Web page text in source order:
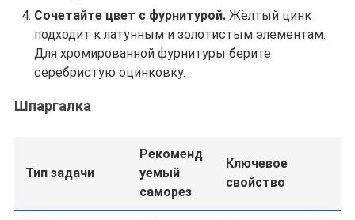
Сочетайте цвет с фурнитурой. Жёлтый цинк
подходит к латунным и золотистым элементам.
Для хромированной фурнитуры берите
серебристую оцинковку.
Шпаргалка
Тип задачи
Рекоменд
уемый
саморез
Ключевое
свойство